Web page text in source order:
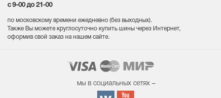
с 9-00 до 21-00
по московскому времени ежедневно (без выходных).
Также Вы можете круглосуточно купить шины через Интернет,
оформив свой заказ на нашем сайте.
мы в социальных сетях –